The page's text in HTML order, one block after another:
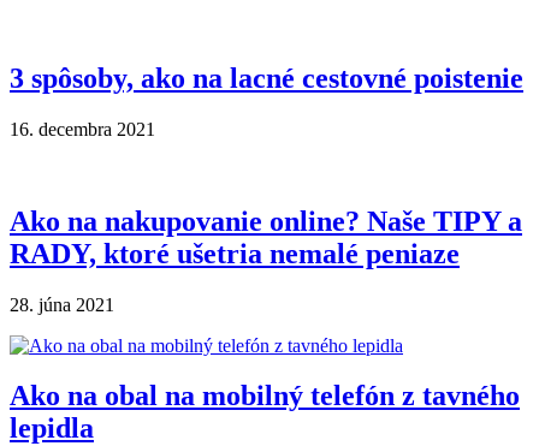
3 spôsoby, ako na lacné cestovné poistenie
16. decembra 2021
Ako na nakupovanie online? Naše TIPY a
RADY, ktoré ušetria nemalé peniaze
28. júna 2021
Ako na obal na mobilný telefón z tavného
lepidla